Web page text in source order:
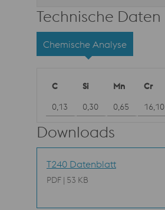
Technische Daten
Chemische Analyse
C Si Mn Cr
0,13
0,30 0,65 16,10
Downloads
T240 Datenblatt
PDF | 53 KB